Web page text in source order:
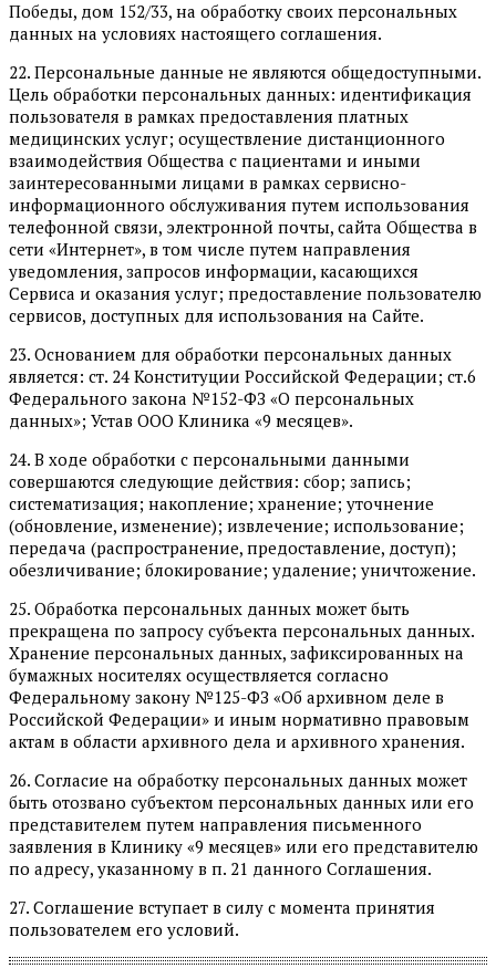
Победы, дом 152/33, на обработку своих персональных
данных на условиях настоящего соглашения.
22. Персональные данные не являются общедоступными.
Цель обработки персональных данных: идентификация
пользователя в рамках предоставления платных
медицинских услуг; осуществление дистанционного
взаимодействия Общества с пациентами и иными
заинтересованными лицами в рамках сервисно-
информационного обслуживания путем использования
телефонной связи, электронной почты, сайта Общества в
сети «Интернет», в том числе путем направления
уведомления, запросов информации, касающихся
Сервиса и оказания услуг; предоставление пользователю
сервисов, доступных для использования на Сайте.
23. Основанием для обработки персональных данных
является: ст. 24 Конституции Российской Федерации; ст.6
Федерального закона №152-ФЗ «О персональных
данных»; Устав ООО Клиника «9 месяцев».
24. В ходе обработки с персональными данными
совершаются следующие действия: сбор; запись;
систематизация; накопление; хранение; уточнение
(обновление, изменение); извлечение; использование;
передача (распространение, предоставление, доступ);
обезличивание; блокирование; удаление; уничтожение.
25. Обработка персональных данных может быть
прекращена по запросу субъекта персональных данных.
Хранение персональных данных, зафиксированных на
бумажных носителях осуществляется согласно
Федеральному закону №125-ФЗ «Об архивном деле в
Российской Федерации» и иным нормативно правовым
актам в области архивного дела и архивного хранения.
26. Согласие на обработку персональных данных может
быть отозвано субъектом персональных данных или его
представителем путем направления письменного
заявления в Клинику «9 месяцев» или его представителю
по адресу, указанному в п. 21 данного Соглашения.
27. Соглашение вступает в силу с момента принятия
пользователем его условий.